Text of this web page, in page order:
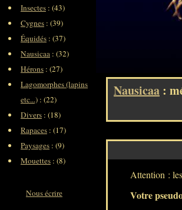
Nausicaa :
Attention :
Votre
Insectes : (43)
Cygnes : (39)
Équidés : (37)
Nausicaa : (32)
Hérons : (27)
Lagomorphes (lapins
etc...) : (22)
Divers : (18)
Rapaces : (17)
Paysages : (9)
Mouettes : (8)
Nous écrire